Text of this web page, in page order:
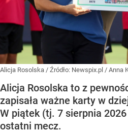
Alicja Rosolska / Źródło: Newspix.pl / Anna
Alicja Rosolska to z
zapisała ważne karty w
W piątek (tj. 7 sierpnia
ostatni mecz.